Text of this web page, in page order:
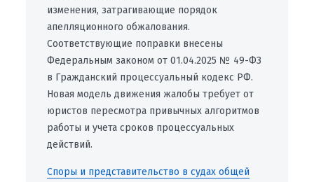
изменения, затрагивающие порядок
апелляционного обжалования.
Соответствующие поправки внесены
Федеральным законом от 01.04.2025 № 49-ФЗ
в Гражданский процессуальный кодекс РФ.
Новая модель движения жалобы требует от
юристов пересмотра привычных алгоритмов
работы и учета сроков процессуальных
действий.
Споры и представительство в судах общей